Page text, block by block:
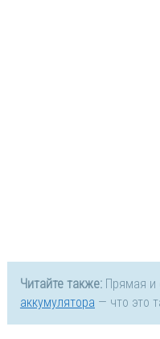
Читайте также:Прямая и
аккумулятора — что это